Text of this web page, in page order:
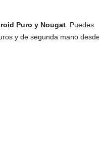
Puro y Nougat. Puedes
y de segunda mano